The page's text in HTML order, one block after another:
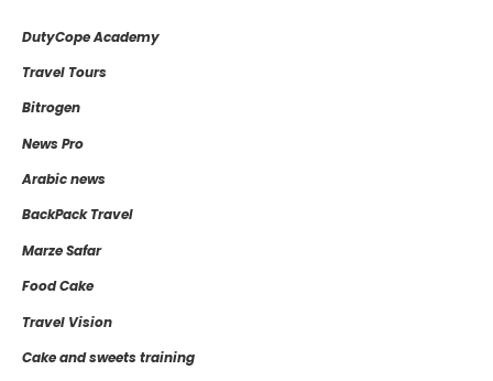
DutyCope Academy
Travel Tours
Bitrogen
News Pro
Arabic news
BackPack Travel
Marze Safar
Food Cake
Travel Vision
Cake and sweets training